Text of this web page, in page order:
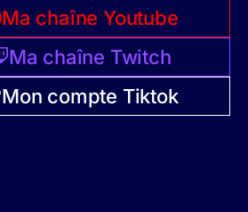
Ma chaîne Youtube
Ma chaîne Twitch
Mon compte Tiktok